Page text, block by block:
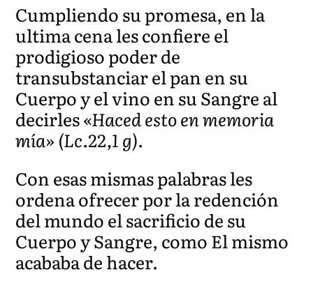
Cumpliendo su promesa, en la
ultima cena les confiere el
prodigioso poder de
transubstanciar el pan en su
Cuerpo y el vino en su Sangre al
decirles«Haced esto en memoria
mía» (Lc.22,1 g).
Con esas mismas palabras les
ordena ofrecer por la redención
del mundo el sacrificio de su
Cuerpo y Sangre, como El mismo
acababa de hacer.